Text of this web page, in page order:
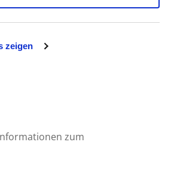
zeigen
STR. 54
zum